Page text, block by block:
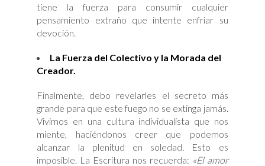
tiene la fuerza para consumir cualquier
pensamiento extraño que intente enfriar su
devoción.
La Fuerza del Colectivo y la Morada del
Creador.
Finalmente, debo revelarles el secreto más
grande para que este fuego no se extinga jamás.
Vivimos en una cultura individualista que nos
miente, haciéndonos creer que podemos
alcanzar la plenitud en soledad. Esto es
imposible. La Escritura nos recuerda: «El amor